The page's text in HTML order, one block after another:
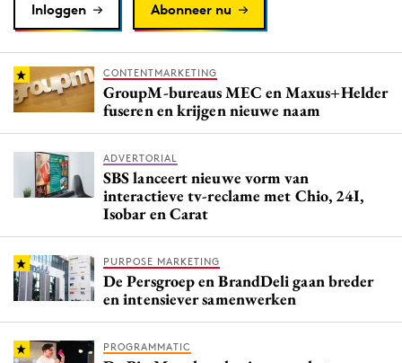
Purpose Marketing
Inloggen Abonneer nu
CONTENTMARKETING
GroupM-bureaus MEC en Maxus+Helder
fuseren en krijgen nieuwe naam
ADVERTORIAL
SBS lanceert nieuwe vorm van
interactieve tv-reclame met Chio, 24I,
Isobar en Carat
PURPOSE MARKETING
De Persgroep en BrandDeli gaan breder
en intensiever samenwerken
PROGRAMMATIC